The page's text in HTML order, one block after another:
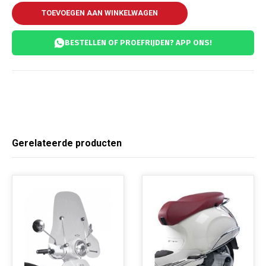
TOEVOEGEN AAN WINKELWAGEN
BESTELLEN OF PROEFRIJDEN? APP ONS!
Gerelateerde producten